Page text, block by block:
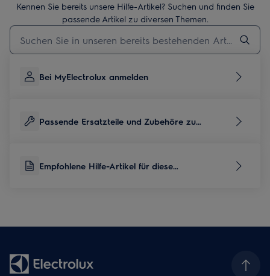
Kennen Sie bereits unsere Hilfe-Artikel? Suchen und finden Sie
passende Artikel zu diversen Themen.
Geben Sie den Suchbegriff für Support-Artikel ein
Bei MyElectrolux anmelden
Passende Ersatzteile und Zubehöre zu
Empfohlene Hilfe-Artikel für diese